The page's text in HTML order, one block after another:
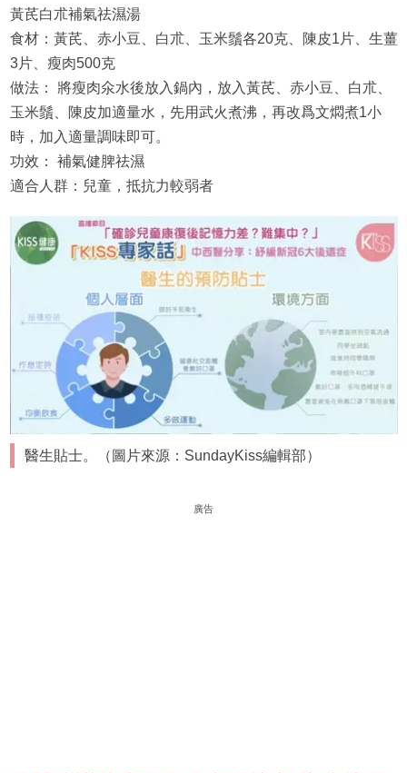
黃芪白朮補氣祛濕湯
食材：黃芪、赤小豆、白朮、玉米鬚各20克、陳皮1片、生薑
3片、瘦肉500克
做法： 將瘦肉氽水後放入鍋內，放入黃芪、赤小豆、白朮、
玉米鬚、陳皮加適量水，先用武火煮沸，再改爲文燜煮1小
時，加入適量調味即可。
功效： 補氣健脾祛濕
適合人群：兒童，抵抗力較弱者
醫生貼士。（圖片來源：SundayKiss編輯部）
廣告